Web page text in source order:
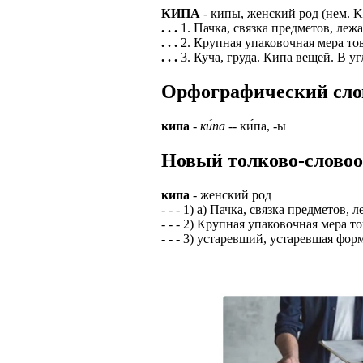
ПРОЦЕСС
приглашение от
работодателем
Лицензия по
А также
# работа за
# работа за
ЗАДАЧИ
Доставлять
картами банка.
В ходе
Пожалуйста,
региональный
курьер
В таких
В
КИПА - кипы, женский род (нем.
. . . 1. Пачка, связка предметов,
. . . 2. Крупная упаковочная мера
. . . 3. Куча, груда. Кипа вещей. В
Орфографический
кипа - ки́па -- ки́па, -ы
Новый толково-
кипа - женский род
- - - 1) а) Пачка, связка предметов,
- - - 2) Крупная упаковочная мера
- - - 3) устаревший, устаревшая